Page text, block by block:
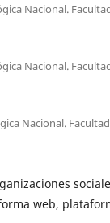
Nacional.
Nacional.
Nacional.
web,